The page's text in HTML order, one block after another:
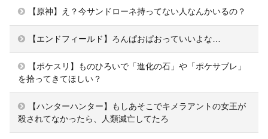
【原神】え？今サンドローネ持ってない人なんかいるの？
【エンドフィールド】ろんぱおぱおっていいよな…
【ポケスリ】ものひろいで「進化の石」や「ポケサブレ」
を拾ってきてほしい？
【ハンターハンター】もしあそこでキメラアントの女王が
殺されてなかったら、人類滅亡してたろ